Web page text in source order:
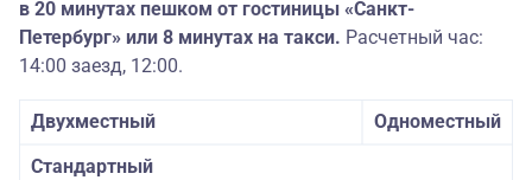
в 20 минутах пешком от гостиницы «Санкт-
Петербург» или 8 минутах на такси. Расчетный час:
14:00 заезд, 12:00.
Двухместный
Одноместный
Стандартный